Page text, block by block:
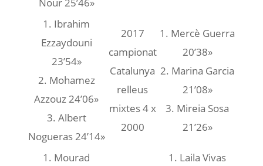
1. Ibrahim
Ezzaydouni
23’54»
2. Mohamez
Azzouz 24’06»
3. Albert
Nogueras 24’14»
2017
campionat
Catalunya
relleus
mixtes 4 x
2000
1. Mercè Guerra
20’38»
2. Marina Garcia
21’08»
3. Mireia Sosa
21’26»
1. Mourad
1. Laila Vivas